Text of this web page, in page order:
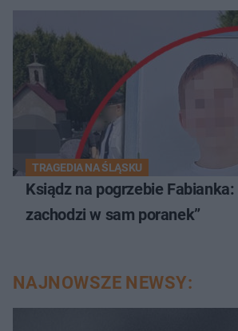
TRAGEDIA NA ŚLĄSKU
Ksiądz na pogrzebie Fabianka:
zachodzi w sam poranek”
NAJNOWSZE NEWSY: